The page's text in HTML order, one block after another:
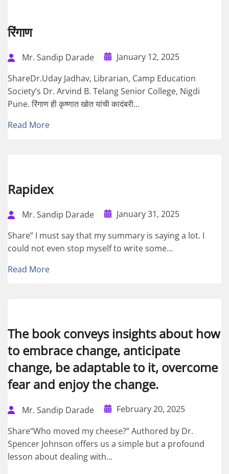
रिंगाण
Mr. Sandip Darade
January 12, 2025
ShareDr.Uday Jadhav, Librarian, Camp Education
Society’s Dr. Arvind B. Telang Senior College, Nigdi
Pune. रिंगाण ही कृष्णात खोत यांची कादंबरी...
Read More
Rapidex
Mr. Sandip Darade
January 31, 2025
Share” I must say that my summary is saying a lot. I
could not even stop myself to write some...
Read More
The book conveys insights about how
to embrace change, anticipate
change, be adaptable to it, overcome
fear and enjoy the change.
Mr. Sandip Darade
February 20, 2025
Share“Who moved my cheese?” Authored by Dr.
Spencer Johnson offers us a simple but a profound
lesson about dealing with...